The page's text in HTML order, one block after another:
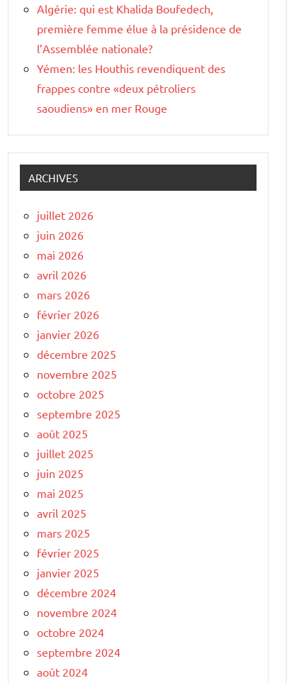
Algérie: qui est Khalida Boufedech,
première femme élue à la présidence de
l’Assemblée nationale?
Yémen: les Houthis revendiquent des
frappes contre «deux pétroliers
saoudiens» en mer Rouge
ARCHIVES
juillet 2026
juin 2026
mai 2026
avril 2026
mars 2026
février 2026
janvier 2026
décembre 2025
novembre 2025
octobre 2025
septembre 2025
août 2025
juillet 2025
juin 2025
mai 2025
avril 2025
mars 2025
février 2025
janvier 2025
décembre 2024
novembre 2024
octobre 2024
septembre 2024
août 2024